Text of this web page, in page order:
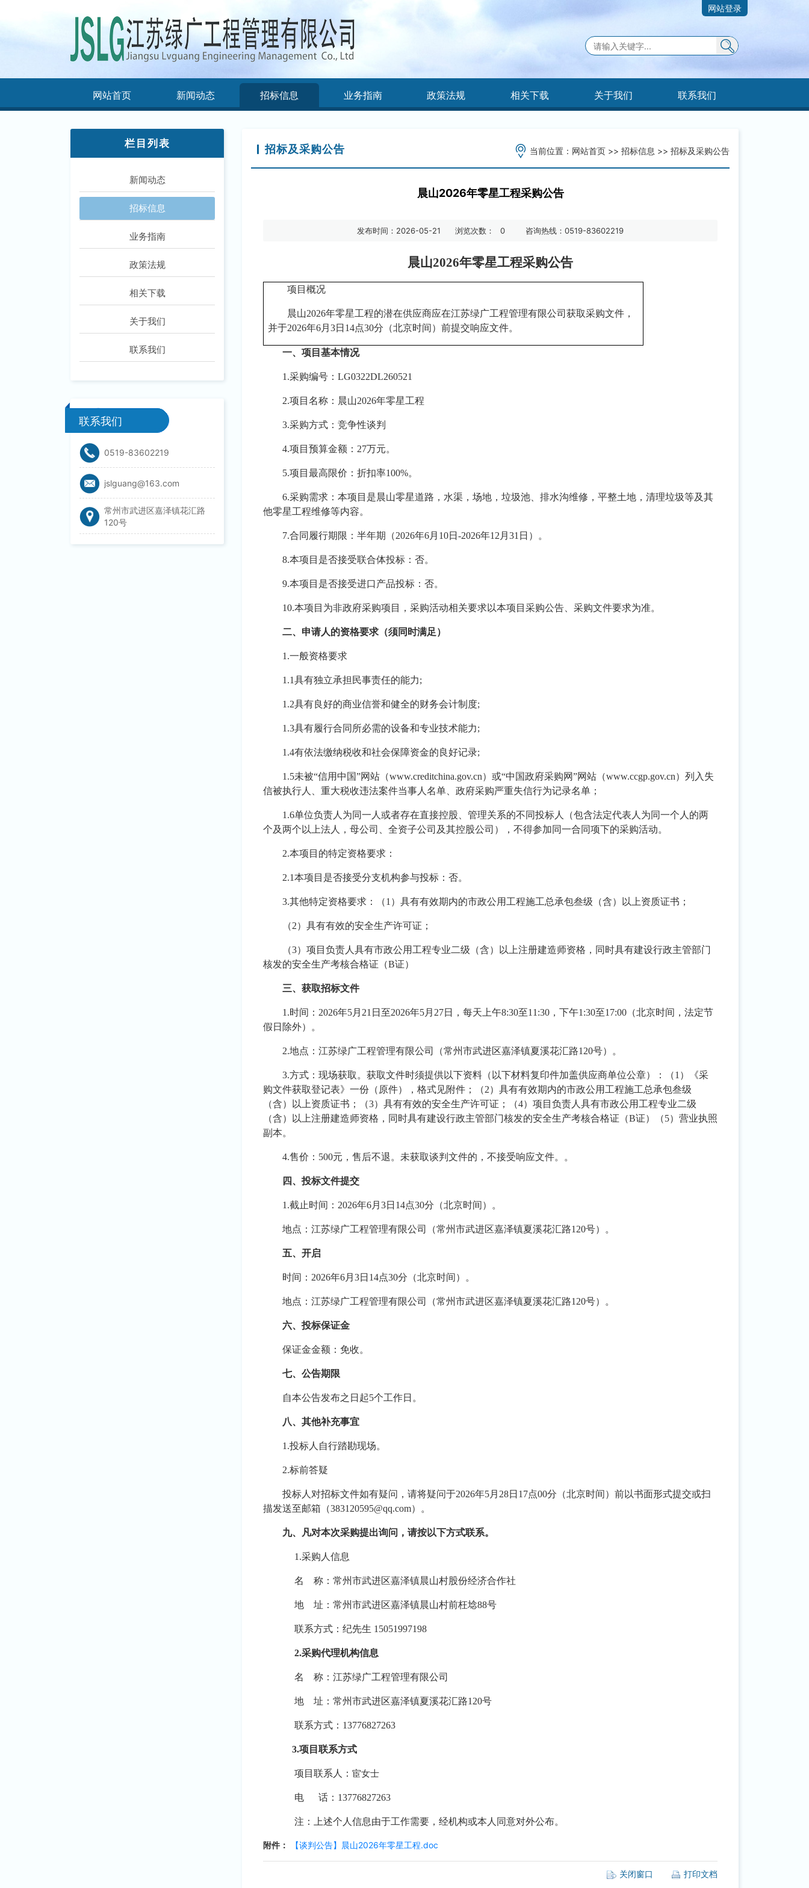
网站登录
网站首页 新闻动态 招标信息 业务指南 政策法规 相关下载 关于我们 联系我们
栏目列表
新闻动态
招标信息
业务指南
政策法规
相关下载
关于我们
联系我们
联系我们
0519-83602219
jslguang@163.com
常州市武进区嘉泽镇花汇路
120号
招标及采购公告 当前位置： 网站首页 >> 招标信息 >> 招标及采购公告
晨山2026年零星工程采购公告
发布时间：2026-05-21 浏览次数： 0 咨询热线：0519-83602219
晨山2026年零星工程采购公告
项目概况
晨山2026年零星工程的潜在供应商应在江苏绿广工程管理有限公司获取采购文件，
并于2026年6月3日 14点30分（北京时间）前提交响应文件。
一、项目基本情况
1.采购编号 ： LG0322DL260521
2.项目名称： 晨山2026年零星工程
3.采购方式：竞争性谈判
4.项目预算金额： 27万元。
5.项目最高限价： 折扣率100%。
6.采购需求： 本项目是晨山零星道路，水渠，场地，垃圾池、排水沟维修，平整土地，清理垃圾等及其
他零星工程维修等内容。
7.合同履行期限：半年期（2026年6月 10日 -2026年12月31日）。
8.本项目是否接受联合体投标：否。
9.本项目是否接受进口产品投标：否。
10.本项目为非政府采购项目，采购活动相关要求以本项目采购公告、采购文件要求为准。
二、申请人的资格要求（须同时满足）
1.一般资格要求
1.1具有独立承担民事责任的能力;
1.2具有良好的商业信誉和健全的财务会计制度;
1.3具有履行合同所必需的设备和专业技术能力;
1.4有依法缴纳税收和社会保障资金的良好记录;
1.5未被“信用中国”网站（www.creditchina.gov.cn）或“中国政府采购网”网站（www.ccgp.gov.cn）列入失
信被执行人、重大税收违法案件当事人名单、政府采购严重失信行为记录名单；
1.6单位负责人为同一人或者存在直接控股、管理关系的不同投标人（包含法定代表人为同一个人的两
个及两个以上法人，母公司、全资子公司及其控股公司），不得参加同一合同项下的采购活动。
2.本项目的特定资格要求：
2.1本项目是否接受分支机构参与投标：否。
3.其他特定资格要求： （1） 具有有效期内的市政公用工程施工总承包叁级（含）以上资质证书；
（2）具有有效的安全生产许可证；
（3）项目负责人具有市政公用工程专业二级（含）以上注册建造师资格，同时具有建设行政主管部门
核发的安全生产考核合格证（B证）
三、获取招标文件
1.时间： 2026年5月 21 日至2026年5月 27日，每天上午8:30至11:30，下午1:30至17:00（北京时间，法定节
假日除外）
。
2.地点： 江苏绿广工程管理有限公司 （常州市武进区嘉泽镇夏溪花汇路120号） 。
3.方式： 现场获取。获取文件时须提供以下资料（以下材料复印件加盖供应商单位公章）： （1）《采
购文件获取登记表》一份（原件），格式见附件；（2）具有有效期内的市政公用工程施工总承包叁级
（含）以上资质证书；（3）具有有效的安全生产许可证；（4）项目负责人具有市政公用工程专业二级
（含）以上注册建造师资格，同时具有建设行政主管部门核发的安全生产考核合格证（B证）（5）营业执照
副本。
4.售价： 500元 ， 售后不退。未获取谈判 文件的，不接受响应文件。 。
四、投标文件提交
1.截止时间：2026年6月 3日 14点30分（北京时间）。
地点 ：江苏绿广工程管理有限公司（常州市武进区嘉泽镇夏溪花汇路120号）。
五、开启
时间： 2026年6月 3日 14点30分（北京时间）。
地点： 江苏绿广工程管理有限公司（常州市武进区嘉泽镇夏溪花汇路120号）。
六、投标保证金
保证金金额：免收。
七、公告期限
自本公告发布之日起5个工作日。
八、其他补充事宜
1.投标人自行踏勘现场。
2.标前答疑
投标人对招标文件如有疑问，请将疑问于2026年5月 28日 17点00分（北京时间）前以书面形式提交或扫
描发送至邮箱（383120595@qq.com） 。
九、凡对本次采购提出询问，请按以下方式联系。
1.采购人信息
名 称：常州市武进区嘉泽镇晨山村股份经济合作社
地 址：常州市武进区嘉泽镇晨山村前枉埝88号
联系方式：纪先生 15051997198
2.采购代理机构信息
名 称： 江苏绿广工程管理有限公司
地 址： 常州市武进区嘉泽镇夏溪花汇路120号
联系方式： 13776827263
3.项目联系方式
项目联系人： 宦女士
电 话： 13776827263
注：上述个人信息由于工作需要，经机构或本人同意对外公布。
附件： 【谈判公告】晨山2026年零星工程.doc
关闭窗口 打印文档